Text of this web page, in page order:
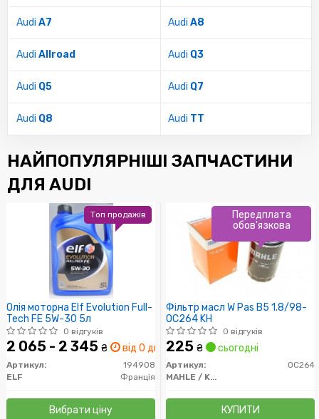
Audi A7 Audi A8
Audi Allroad Audi Q3
Audi Q5 Audi Q7
Audi Q8 Audi TT
НАЙПОПУЛЯРНІШІ ЗАПЧАСТИНИ
ДЛЯ AUDI
Олія моторна Elf Evolution Full-
Tech FE 5W-30 5л
0 відгуків
2 065 - 2 345 ₴ від 0 дн.
Артикул:
194908
ELF
Франція
Вибрати ціну
Топ продажів
Фільтр масл W Pas B5 1.8/98-
OC264 KH
0 відгуків
225 ₴ сьогодні
Артикул:
OC264
MAHLE / KNECHT
КУПИТИ
Передплата
обов'язкова